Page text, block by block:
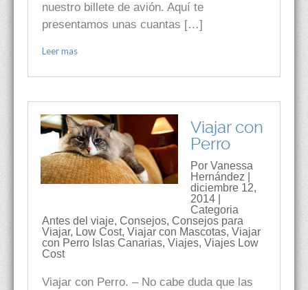
nuestro billete de avión. Aquí te
presentamos unas cuantas […]
Leer mas
Viajar con
Perro
Por Vanessa
Hernández |
diciembre 12,
2014 |
Categoria
Antes del viaje, Consejos, Consejos para
Viajar, Low Cost, Viajar con Mascotas, Viajar
con Perro Islas Canarias, Viajes, Viajes Low
Cost
Viajar con Perro. – No cabe duda que las